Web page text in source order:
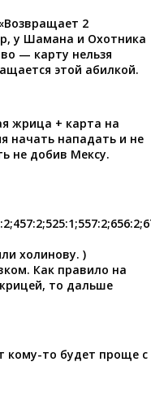
2
у Шамана и Охотника
— карту нельзя
этой абилкой.
жрица + карта на
начать нападать и не
не добив Мексу.
холинову. )
Как правило на
то дальше
то будет проще с